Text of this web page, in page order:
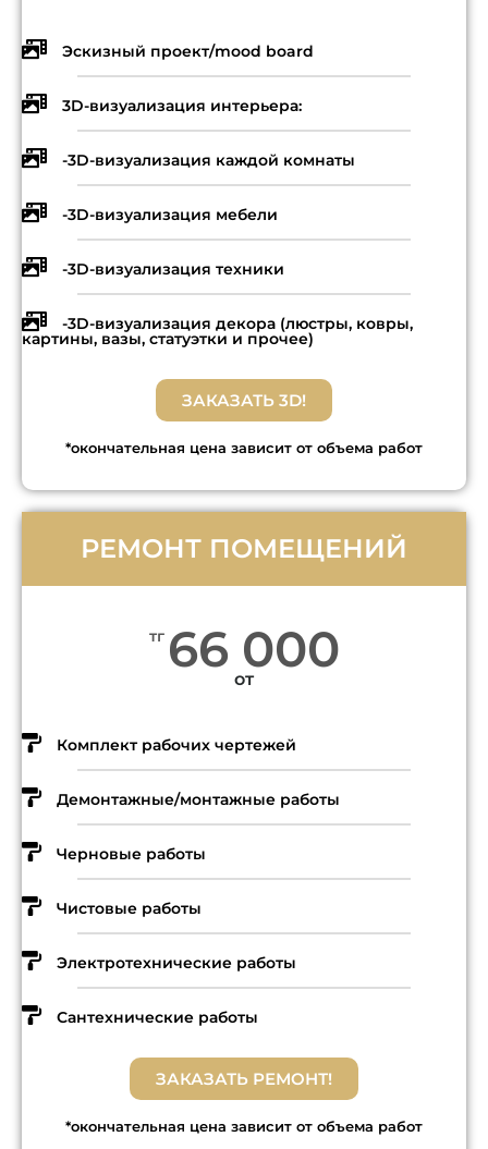
Эскизный проект/mood board
3D-визуализация интерьера:
-3D-визуализация каждой комнаты
-3D-визуализация мебели
-3D-визуализация техники
-3D-визуализация декора (люстры, ковры,
картины, вазы, статуэтки и прочее)
ЗАКАЗАТЬ 3D!
*окончательная цена зависит от объема работ
РЕМОНТ ПОМЕЩЕНИЙ
тг 66 000
от
Комплект рабочих чертежей
Демонтажные/монтажные работы
Черновые работы
Чистовые работы
Электротехнические работы
Сантехнические работы
ЗАКАЗАТЬ РЕМОНТ!
*окончательная цена зависит от объема работ